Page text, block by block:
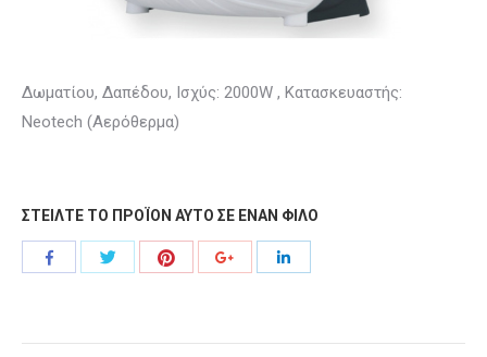
Δωματίου, Δαπέδου, Ισχύς: 2000W , Κατασκευαστής:
Neotech (Αερόθερμα)
ΣΤΕΙΛΤΕ ΤΟ ΠΡΟΪΟΝ ΑΥΤΟ ΣΕ ΕΝΑΝ ΦΙΛΟ
Share
Share
Share
Share